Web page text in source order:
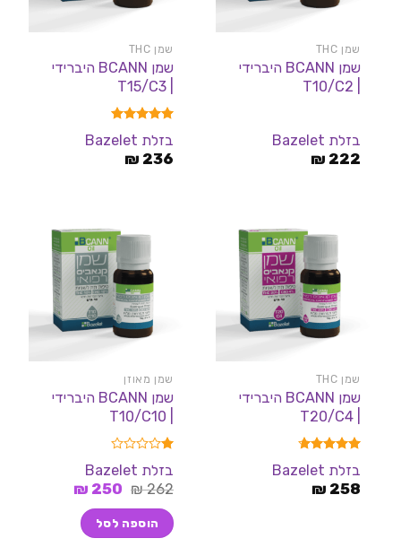
שמן THC
שמן BCANN היברידי
בזלת Bazelet
222
₪
שמן THC
שמן BCANN היברידי
| T15/C3
דורג
5.00
מתוך 5
בזלת Bazelet
236
₪
שמן THC
שמן BCANN היברידי
| T20/C4
דורג
4.67
מתוך 5
בזלת Bazelet
258
₪
שמן מאוזן
שמן BCANN היברידי
דורג
1.00
מתוך
בזלת Bazelet
262
₪ המחיר
היה:
262 ₪.
250
₪המחיר
הוספה לסל